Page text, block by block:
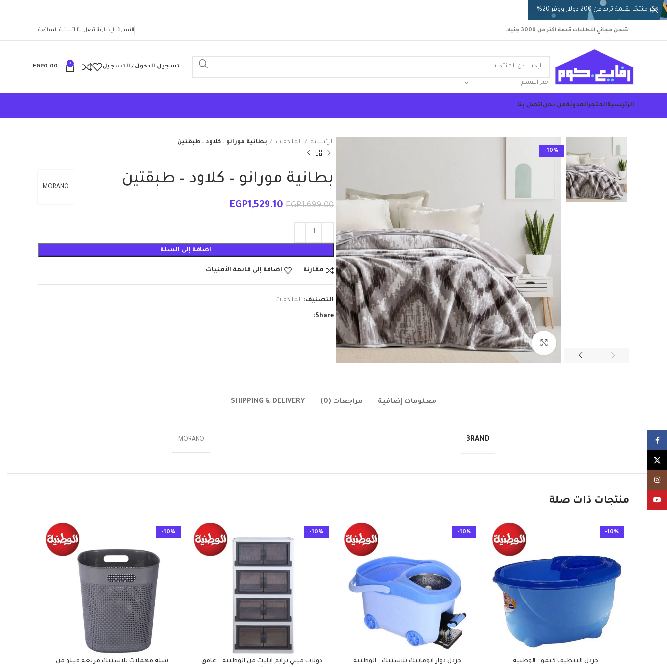
شحن مجاني للطلبات قيمة اكثر من 3000 جنيه. النشرة الإخباريةاتصل بناالأسئلة الشائعة
اختر القسم
تسجيل الدخول / التسجيل
0
EGP0.00
الرئيسيةالمتجرالمدونةمن نحناتصل بنا
-10%
انقر للتكبير
الرئيسية الملحقات بطانية مورانو – كلاود – طبقتين
MORANO بطانية مورانو – كلاود – طبقتين
EGP1,699.00
EGP1,529.10
إضافة إلى السلة
مقارنة إضافة إلى قائمة الأمنيات
التصنيف: الملحقات
Share:
معلومات إضافية مراجعات (0) SHIPPING & DELIVERY
BRAND
MORANO
منتجات ذات صلة
-10%
جردل التنظيف كيمو – الوطنية
-10%
جردل دوار اتوماتيك بلاستيك – الوطنية
-10%
دولاب ميني برايم ايليت من الوطنية – غامق –
-10%
سلة مهملات بلاستيك مربعه فيلو من
اختر منتجًا بقيمة تزيد عن 200 دولار ووفر 20%.
YouTube